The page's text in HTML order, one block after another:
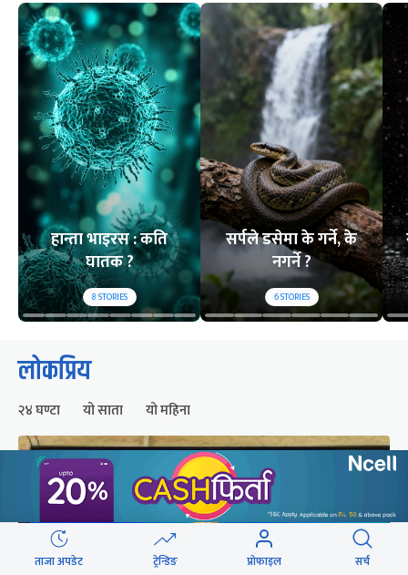
हान्ता भाइरस : कति
घातक ?
8STORIES
सर्पले डसेमा के गर्ने, के
नगर्ने ?
6STORIES
लोकप्रिय
२४ घण्टा यो साता यो महिना
ताजा अपडेट ट्रेन्डिङ प्रोफाइल सर्च